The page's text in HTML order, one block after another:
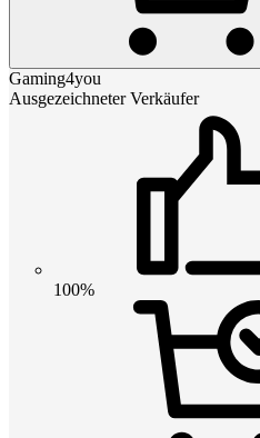
Gaming4you
Ausgezeichneter Verkäufer
100%